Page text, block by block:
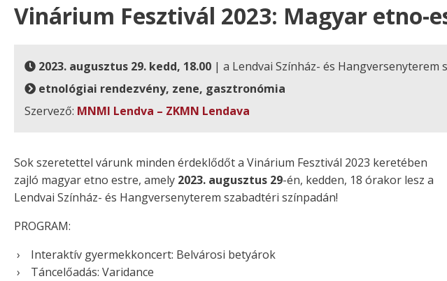
Vinárium Fesztivál 2023: Magyar etno-
2023. augusztus 29. kedd, 18.00 | a Lendvai Színház- és Hangversenyterem
etnológiai rendezvény, zene, gasztronómia
Szervező: MNMI Lendva – ZKMN Lendava
Sok szeretettel várunk minden érdeklődőt a Vinárium Fesztivál 2023 keretében
zajló magyar etno estre, amely 2023. augusztus 29-én, kedden, 18 órakor lesz a
Lendvai Színház- és Hangversenyterem szabadtéri színpadán!
PROGRAM:
Interaktív gyermekkoncert: Belvárosi betyárok
Táncelőadás: Varidance